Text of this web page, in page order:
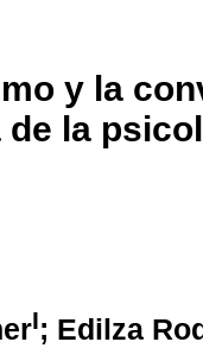
y la
la
I; Edilza